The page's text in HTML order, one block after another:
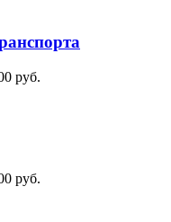
руб.
руб.